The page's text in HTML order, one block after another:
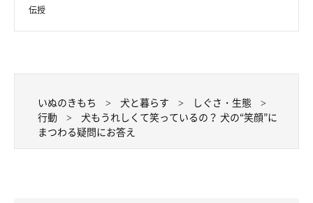
見せてくれました。
伝授
いぬのきもち 犬と暮らす
しぐさ・生態
行動
犬もうれしくて笑っているの？ 犬の“笑顔”に
まつわる疑問にお答え